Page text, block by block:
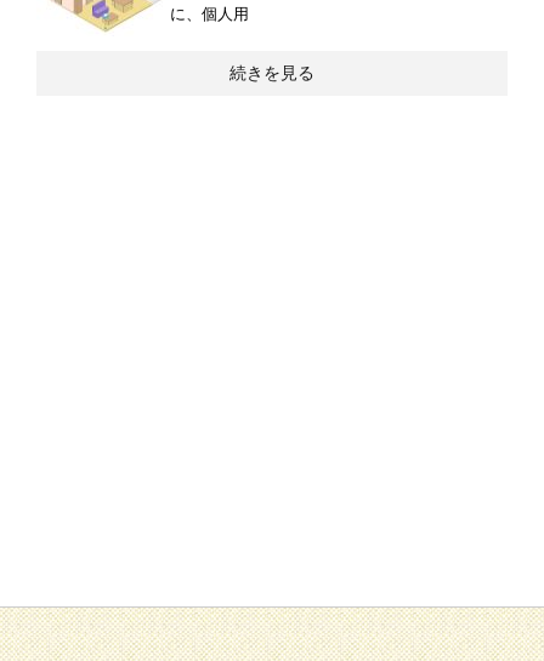
に、個人用
続きを見る